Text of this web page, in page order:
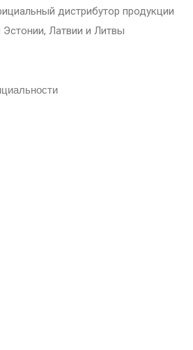
дистрибутор продукции
Эстонии, Латвии и Литвы